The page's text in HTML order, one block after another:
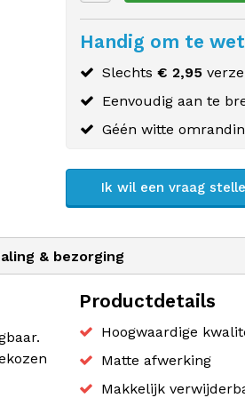
Handig om te
Slechts € 2,95
Eenvoudig aan te
Géén witte
Ik wil een vraag
& bezorging
Productdetails
Hoogwaardige
Matte afwerking
Makkelijk